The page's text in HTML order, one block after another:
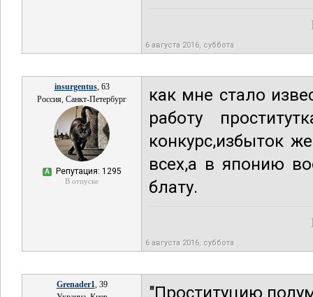
6 августа 2016, суббота
insurgentus, 63
Россия, Санкт-Петербург
А Репутация: 1295
В отпуске
как мне стало
работу
конкурс,избыток
всех,а в японию
блату.
6 августа 2016, суббота
Grenader1, 39
"Проституцию